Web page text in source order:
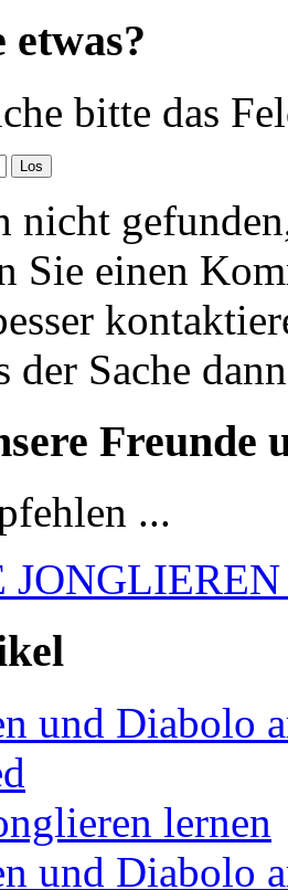
etwas?
bitte das
nicht
Sie einen
der Sache
Freunde
...
und Diabolo
lernen
und Diabolo